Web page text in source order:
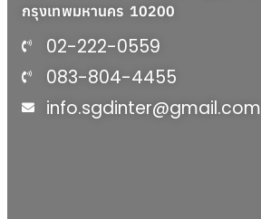
กรุงเทพมหานคร 10200
02-222-0559
083-804-4455
info.sgdinter@gmail.com